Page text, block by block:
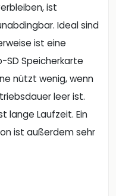
ist
Ideal sind
ist eine
SD Speicherkarte
nützt wenig, wenn
leer ist.
lange Laufzeit. Ein
ist außerdem sehr